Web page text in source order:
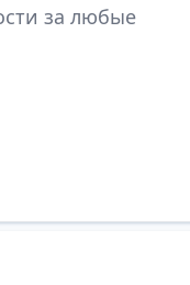
за любые